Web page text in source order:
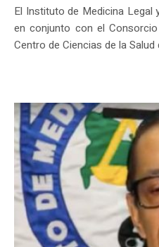
El Instituto de Medicina Legal
en conjunto con el
Centro de Ciencias de la Salud